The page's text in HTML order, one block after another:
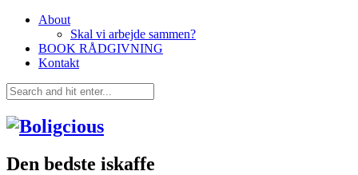
About
Skal vi arbejde sammen?
BOOK RÅDGIVNING
Kontakt
Den bedste iskaffe